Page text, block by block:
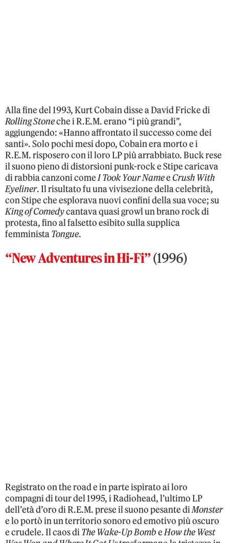
Alla fine del 1993, Kurt Cobain disse a David Fricke di
Rolling Stoneche i R.E.M. erano “i più grandi”,
aggiungendo: «Hanno affrontato il successo come dei
santi». Solo pochi mesi dopo, Cobain era morto e i
R.E.M. risposero con il loro LP più arrabbiato. Buck rese
il suono pieno di distorsioni punk-rock e Stipe caricava
di rabbia canzoni comeI Took Your Namee Crush With
Eyeliner. Il risultato fu una vivisezione della celebrità,
con Stipe che esplorava nuovi confini della sua voce; su
King of Comedycantava quasi growl un brano rock di
protesta, fino al falsetto esibito sulla supplica
femministaTongue.
“New Adventures in Hi-Fi”(1996)
Registrato on the road e in parte ispirato ai loro
compagni di tour del 1995, i Radiohead, l’ultimo LP
dell’età d’oro di R.E.M. prese il suono pesante diMonster
e lo portò in un territorio sonoro ed emotivo più oscuro
e crudele. Il caos diThe Wake-Up BombeHow the West